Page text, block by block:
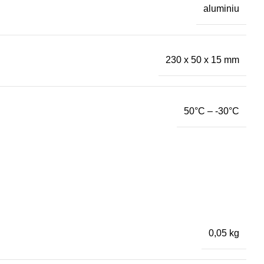
aluminiu
230 x 50 x 15 mm
50°C – -30°C
0,05 kg